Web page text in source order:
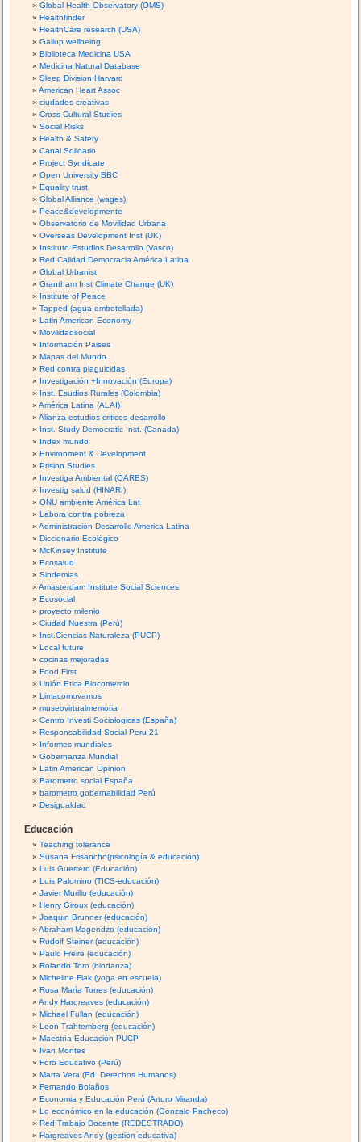
Global Health Observatory (OMS)
Healthfinder
HealthCare research (USA)
Gallup wellbeing
Biblioteca Medicina USA
Medicina Natural Database
Sleep Division Harvard
American Heart Assoc
ciudades creativas
Cross Cultural Studies
Social Risks
Health & Safety
Canal Solidario
Project Syndicate
Open University BBC
Equality trust
Global Alliance (wages)
Peace&developmente
Observatorio de Movilidad Urbana
Overseas Development Inst (UK)
Instituto Estudios Desarrollo (Vasco)
Red Calidad Democracia América Latina
Global Urbanist
Grantham Inst Climate Change (UK)
Institute of Peace
Tapped (agua embotellada)
Latin American Economy
Movilidadsocial
Información Paises
Mapas del Mundo
Red contra plaguicidas
Investigación +Innovación (Europa)
Inst. Esudios Rurales (Colombia)
América Latina (ALAI)
Alianza estudios criticos desarrollo
Inst. Study Democratic Inst. (Canada)
Index mundo
Environment & Development
Prision Studies
Investiga Ambiental (OARES)
Investig salud (HINARI)
ONU ambiente América Lat
Labora contra pobreza
Administración Desarrollo America Latina
Diccionario Ecológico
McKinsey Institute
Ecosalud
Sindemias
Amasterdam Institute Social Sciences
Ecosocial
proyecto milenio
Ciudad Nuestra (Perú)
Inst.Ciencias Naturaleza (PUCP)
Local future
cocinas mejoradas
Food First
Unión Etica Biocomercio
Limacomovamos
museovirtualmemoria
Centro Investi Sociologicas (España)
Responsabilidad Social Peru 21
Informes mundiales
Gobernanza Mundial
Latin American Opinion
Barometro social España
barometro gobernabilidad Perú
Desigualdad
Educación
Teaching tolerance
Susana Frisancho(psicología & educación)
Luis Guerrero (Educación)
Luis Palomino (TICS-educación)
Javier Murillo (educación)
Henry Giroux (educación)
Joaquin Brunner (educación)
Abraham Magendzo (educación)
Rudolf Steiner (educación)
Paulo Freire (educación)
Rolando Toro (biodanza)
Micheline Flak (yoga en escuela)
Rosa María Torres (educación)
Andy Hargreaves (educación)
Michael Fullan (educación)
Leon Trahtemberg (educación)
Maestría Educación PUCP
Ivan Montes
Foro Educativo (Perú)
Marta Vera (Ed. Derechos Humanos)
Fernando Bolaños
Economia y Educación Perú (Arturo Miranda)
Lo económico en la educación (Gonzalo Pacheco)
Red Trabajo Docente (REDESTRADO)
Hargreaves Andy (gestión educativa)